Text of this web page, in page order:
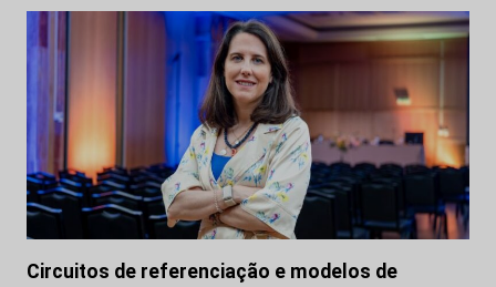
Circuitos de referenciação e modelos de